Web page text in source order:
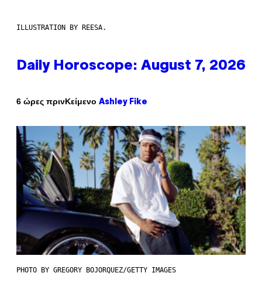
ILLUSTRATION BY REESA.
Daily Horoscope: August 7, 2026
6 ώρες πρινΚείμενο Ashley Fike
PHOTO BY GREGORY BOJORQUEZ/GETTY IMAGES